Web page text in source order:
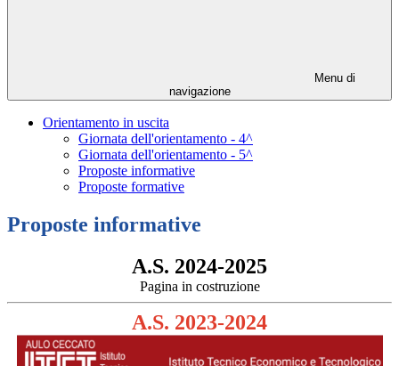
Menu di
navigazione
Orientamento in uscita
Giornata dell'orientamento - 4^
Giornata dell'orientamento - 5^
Proposte informative
Proposte formative
Proposte informative
A.S. 2024-2025
Pagina in costruzione
A.S. 2023-2024